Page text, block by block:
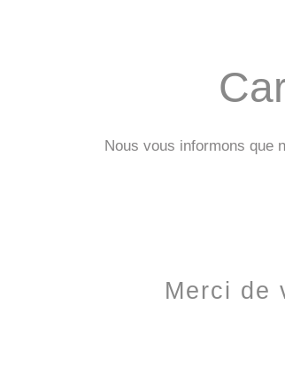
Nous vous informons que
Merci de